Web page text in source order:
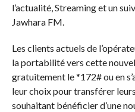
l’actualité, Streaming et un
Jawhara FM.
Les clients actuels de
la portabilité vers cette
gratuitement le *172# ou en
leur choix pour transférer
souhaitant bénéficier d’une